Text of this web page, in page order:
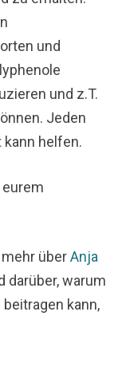
und
und z.T.
Jeden
kann helfen.
überAnja
darüber, warum
kann,